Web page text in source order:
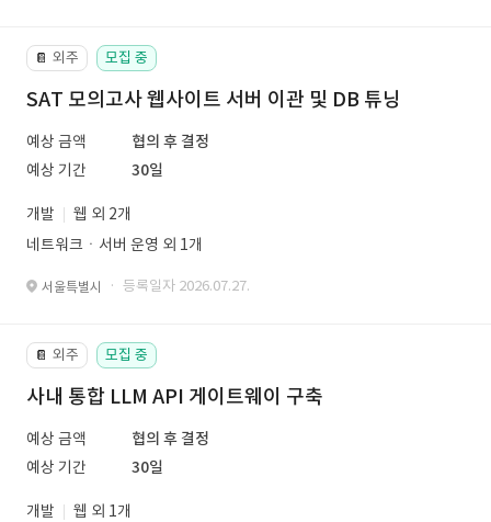
📔 외주 모집 중
SAT 모의고사 웹사이트 서버 이관 및 DB 튜닝
예상 금액
협의 후 결정
예상 기간
30일
개발
웹 외 2개
네트워크ㆍ서버 운영 외 1개
서울특별시 · 등록일자 2026.07.27.
📔 외주 모집 중
사내 통합 LLM API 게이트웨이 구축
예상 금액
협의 후 결정
예상 기간
30일
개발
웹 외 1개